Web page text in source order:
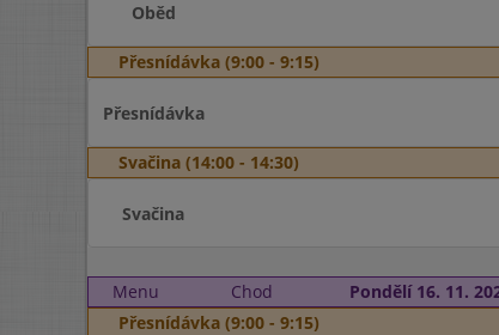
Oběd
Přesnídávka (9:00 - 9:15)
Přesnídávka
Svačina (14:00 - 14:30)
Svačina
Menu
Chod Pondělí 16. 11.
Přesnídávka (9:00 - 9:15)